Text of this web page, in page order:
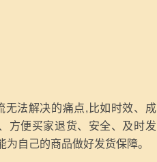
无法解决的痛点,比如时效、成
方便买家退货、安全、及时发
自己的商品做好发货保障。